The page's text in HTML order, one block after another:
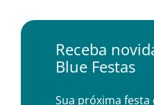
Receba
Blue Festas
Sua próxima festa